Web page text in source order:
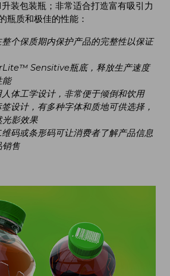
装包装瓶；非常适合打造富有吸引力
瓶质和极佳的性能：
个保质期内保护产品的完整性以保证
Sensitive瓶底，释放生产速度
能
体工学设计，非常便于倾倒和饮用
设计，有多种字体和质地可供选择，
光影效果
码或条形码可让消费者了解产品信息
销售